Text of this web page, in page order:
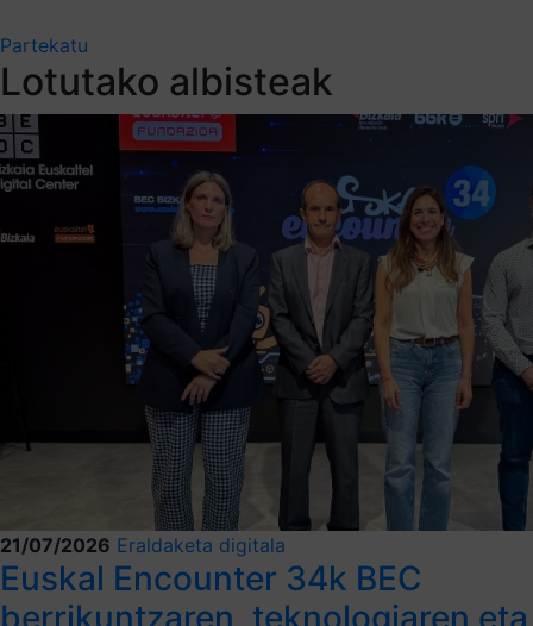
Partekatu
Lotutako albisteak
21/07/2026 Eraldaketa digitala
Euskal Encounter 34k BEC
berrikuntzaren, teknologiaren eta